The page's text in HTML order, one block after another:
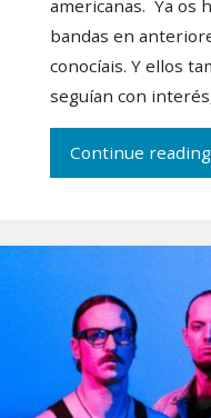
americanas. Ya os
bandas en
conocíais. Y ellos
seguían con
Continue reading